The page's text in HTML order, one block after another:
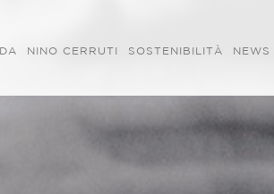
NINO CERRUTI SOSTENIBILITÀ NEWS